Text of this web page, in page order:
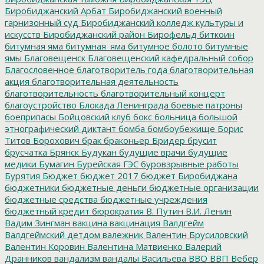
Биробиджанский Арбат Биробиджанский военный
гарнизонный суд Биробиджанский колледж культуры и
искусств Биробиджанский район Бирофельд биткоин
битумная яма битумная_яма битумное болото битумные
ямы Благовещенск Благовещенский кафедральный собор
Благословенное благотворитель года благотворительная
акция благотворительная деятельность
благотворительность благотворительный концерт
благоустройство Блокада Ленинграда боевые патроны
боеприпасы Бойцовский клуб бокс больница большой
этнографический диктант бомба бомбоубежище Борис
Титов Борохович брак браконьер Бридер брусит
брусчатка Брянск Будукан будущие врачи будущие
медики Бумагин Бурейская ГЭС буровзрывные работы
Бурятия Бюджет бюджет 2017 бюджет Биробиджана
бюджетники бюджетные деньги бюджетные организации
бюджетные средства бюджетные учреждения
бюджетный кредит бюрократия В. Путин В.И. Ленин
Вадим Зингман вакцина вакцинация Валдгейм
Валдгеймский детдом валежник Валентин Брусиловский
Валентин Коровин Валентина Матвиенко Валерий
Дранников вандализм вандалы Васильева ВВО ВВП Вебер